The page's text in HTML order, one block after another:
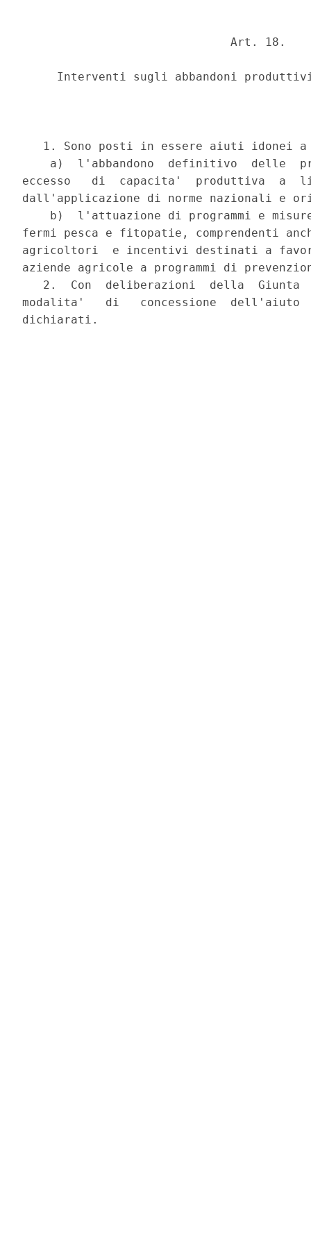
                              Art. 18.
Interventi sugli abbandoni
1. Sono posti in essere aiuti idonei a
a)  l'abbandono  definitivo  delle
eccesso   di  capacita'  produttiva  a
dall'applicazione di norme nazionali e
b)  l'attuazione di programmi e
fermi pesca e fitopatie, comprendenti
agricoltori  e incentivi destinati a
aziende agricole a programmi di
2.  Con  deliberazioni  della  Giunta
modalita'   di   concessione